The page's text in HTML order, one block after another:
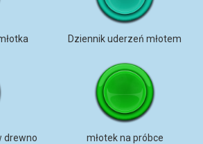
Dziennik uderzeń młotem
drewno młotek na próbce